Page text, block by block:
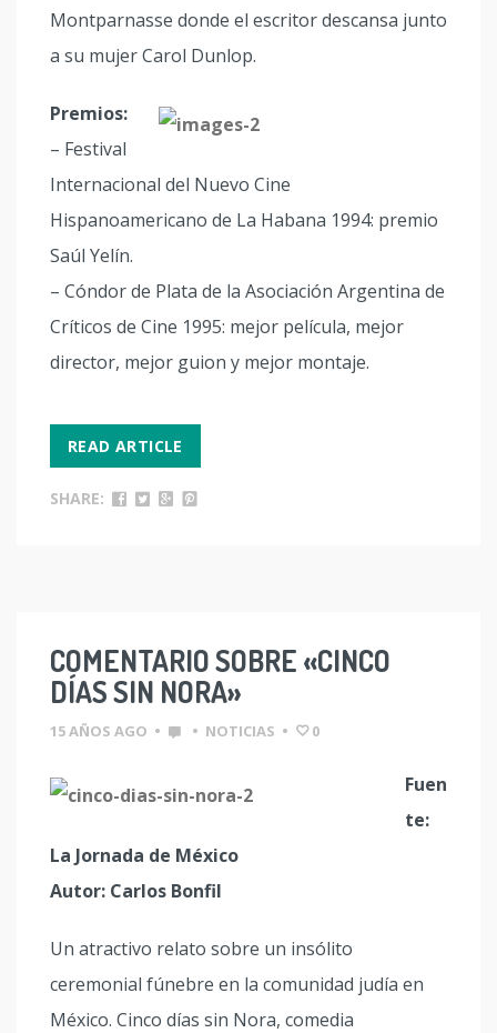
Montparnasse donde el escritor descansa junto
a su mujer Carol Dunlop.
Premios:
– Festival
Internacional del Nuevo Cine
Hispanoamericano de La Habana 1994: premio
Saúl Yelín.
– Cóndor de Plata de la Asociación Argentina de
Críticos de Cine 1995: mejor película, mejor
director, mejor guion y mejor montaje.
READ ARTICLE
SHARE:
COMENTARIO SOBRE «CINCO
DÍAS SIN NORA»
15 AÑOS AGO • • NOTICIAS • 0
Fuen
te:
La Jornada de México
Autor: Carlos Bonfil
Un atractivo relato sobre un insólito
ceremonial fúnebre en la comunidad judía en
México. Cinco días sin Nora, comedia